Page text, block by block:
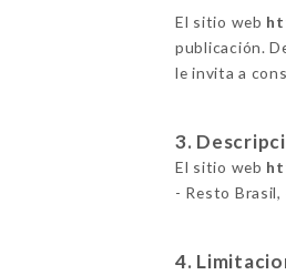
El sitio web
publicación.
le invita a
3.
El sitio web
- Resto
4.